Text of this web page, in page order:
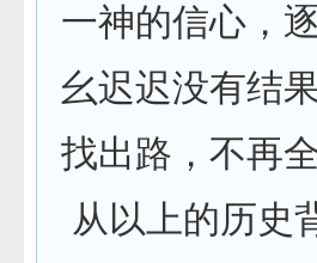
一神的信心，
幺迟迟没有结
找出路，不再
从以上的历史